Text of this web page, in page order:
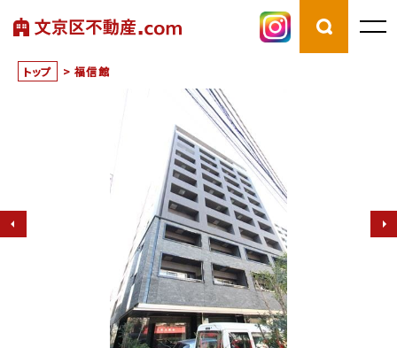
トップ > 福信館